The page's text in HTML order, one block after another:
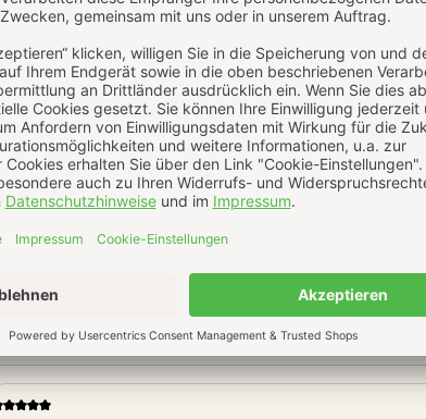
Ansehen Ansehen
Bewertungen
Echtheit der Bewertungen
Bewertungen nur in der aktuellen Sprache anzeigen.